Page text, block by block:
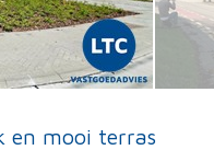
en mooi terras